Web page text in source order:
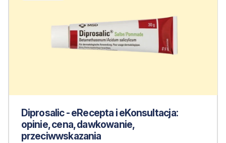
Diprosalic - eRecepta i eKonsultacja:
opinie, cena, dawkowanie,
przeciwwskazania